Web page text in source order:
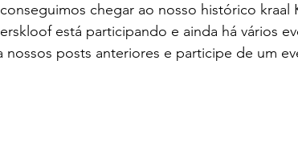
chegar ao nosso histórico kraal
está participando e ainda há vários
nossos posts anteriores e participe de um